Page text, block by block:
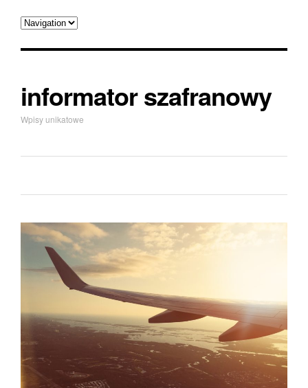
informator szafranowy
Wpisy unikatowe